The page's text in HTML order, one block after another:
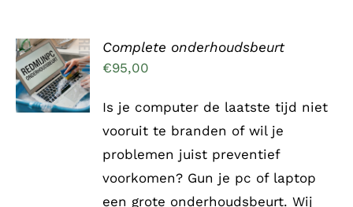
TOEVOEGEN
AAN
WINKELWAGEN
/
DETAILS
Complete onderhoudsbeurt
€95,00
Is je computer de laatste tijd niet
vooruit te branden of wil je
problemen juist preventief
voorkomen? Gun je pc of laptop
een grote onderhoudsbeurt. Wij